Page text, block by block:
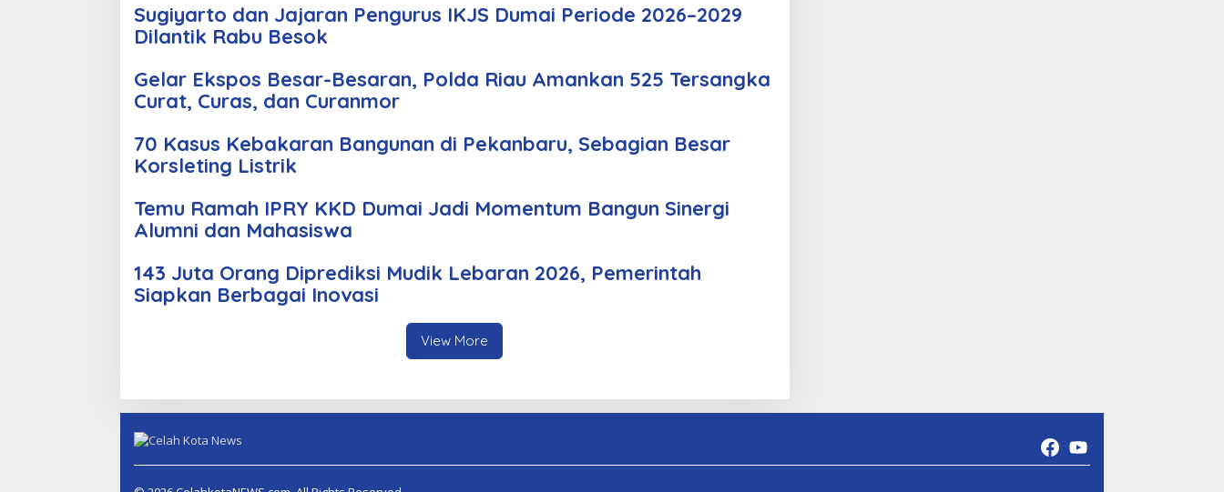
Sugiyarto dan Jajaran Pengurus IKJS Dumai Periode 2026–2029
Dilantik Rabu Besok
Gelar Ekspos Besar-Besaran, Polda Riau Amankan 525 Tersangka
Curat, Curas, dan Curanmor
70 Kasus Kebakaran Bangunan di Pekanbaru, Sebagian Besar
Korsleting Listrik
Temu Ramah IPRY KKD Dumai Jadi Momentum Bangun Sinergi
Alumni dan Mahasiswa
143 Juta Orang Diprediksi Mudik Lebaran 2026, Pemerintah
Siapkan Berbagai Inovasi
View More